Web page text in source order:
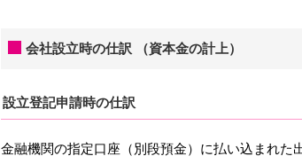
会社設立時の仕訳 （資本金の計上）
設立登記申請時の仕訳
金融機関の指定口座（別段預金）に払い込まれた